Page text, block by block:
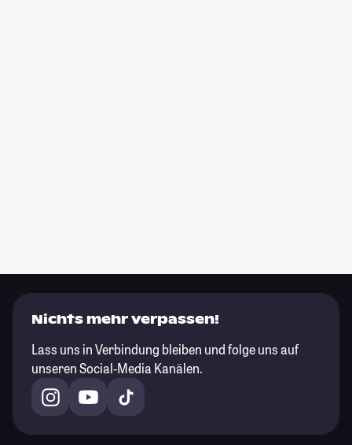
Nichts mehr verpassen!
Lass uns in Verbindung bleiben und folge uns auf
unseren Social-Media Kanälen.